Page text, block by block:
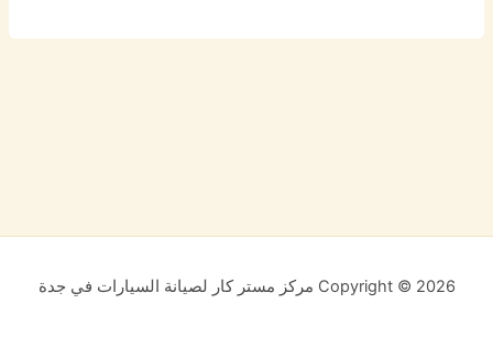
Copyright © 2026 مركز مستر كار لصيانة السيارات في جدة